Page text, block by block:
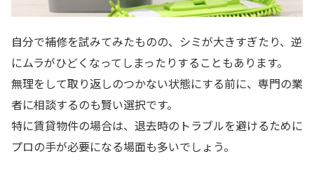
自分で補修を試みてみたものの、シミが大きすぎたり、逆
にムラがひどくなってしまったりすることもあります。
無理をして取り返しのつかない状態にする前に、専門の業
者に相談するのも賢い選択です。
特に賃貸物件の場合は、退去時のトラブルを避けるために
プロの手が必要になる場面も多いでしょう。